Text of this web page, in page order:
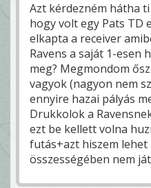
Azt kérdezném hátha
hogy volt egy Pats TD
elkapta a receiver
Ravens a saját 1-esen
meg? Megmondom
vagyok (nagyon nem
ennyire hazai pályás
Drukkolok a
ezt be kellett volna
futás+azt hiszem
összességében nem